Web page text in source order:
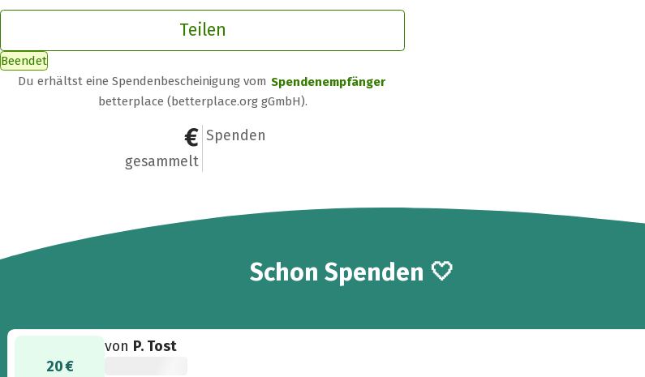
Teilen
Beendet
Du erhältst eine Spendenbescheinigung vom Spendenempfänger
betterplace (betterplace.org gGmbH).
45 €
gesammelt
2
Spenden
Schon2
Spenden 🤍
20 €
von P. Tost